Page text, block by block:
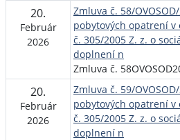
20.
Február
2026
Zmluva č. 58/
pobytových opatrení v
č. 305/2005 Z. z. o
doplnení n
Zmluva č.
20.
Február
2026
Zmluva č. 59/
pobytových opatrení v
č. 305/2005 Z. z. o
doplnení n